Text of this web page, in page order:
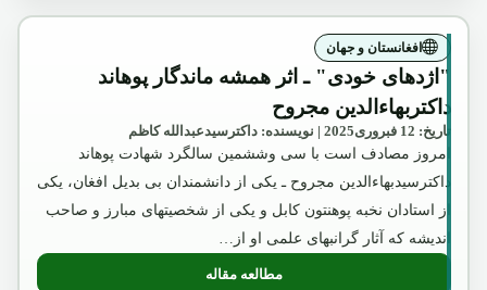
افغانستان و جهان
"اژدهای خودی" ـ اثر همشه ماندگار پوهاند
داکتربهاءالدین مجروح
تاریخ: 12 فبروری2025 | نویسنده: داکترسیدعبدالله کاظم
امروز مصادف است با سی وششمین سالگرد شهادت پوهاند
داکترسیدبهاءالدین مجروح ـ یکی از دانشمندان بی بدیل افغان، یکی
از استادان نخبه پوهنتون کابل و یکی از شخصیتهای مبارز و صاحب
اندیشه که آثار گرانبهای علمی او از…
مطالعه مقاله: "اژدهای خودی" ـ اثر همشه ماندگار